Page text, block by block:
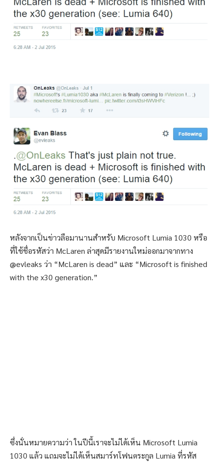
หลังจากเป็นข่าวลือมานานสำหรับ Microsoft Lumia 1030 หรือ
ที่ใช้ชื่อรหัสว่า McLaren ล่าสุดมีรายงานใหม่ออกมาจากทาง
@evleaks ว่า “McLaren is dead” และ “Microsoft is finished
with the x30 generation.”
ซึ่งนั่นหมายความว่า ในปีนี้เราจะไม่ได้เห็น Microsoft Lumia
1030 แล้ว แถมจะไม่ได้เห็นสมาร์ทโฟนตระกูล Lumia ที่รหัส